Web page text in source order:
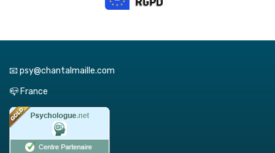
📧 psy@chantalmaille.com
📪 France